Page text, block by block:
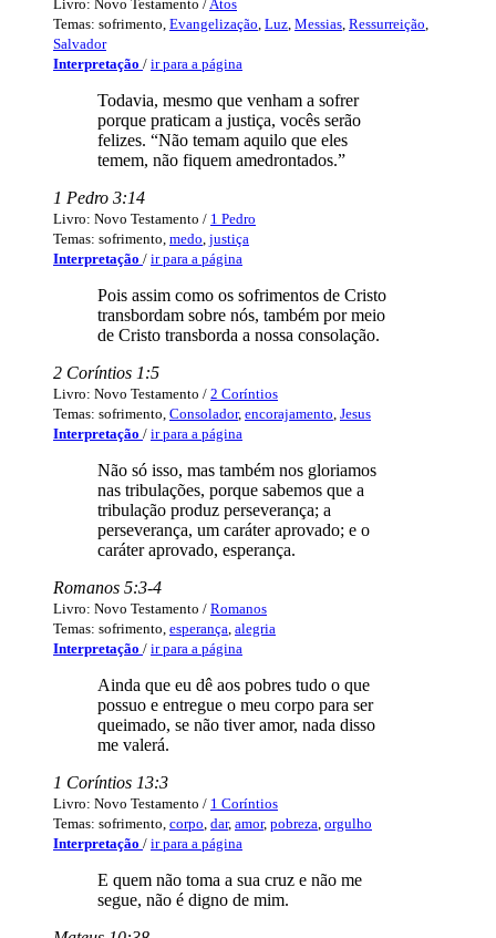
Livro: Novo Testamento / Atos
Temas: sofrimento, Evangelização Luz Messias Ressurreição
Salvador
Interpretação / ir para a página
Todavia, mesmo que venham a sofrer
porque praticam a justiça, vocês serão
felizes. “Não temam aquilo que eles
temem, não fiquem amedrontados.”
1 Pedro 3:14
Livro: Novo Testamento / 1 Pedro
Temas: sofrimento, medo justiça
Interpretação / ir para a página
Pois assim como os sofrimentos de Cristo
transbordam sobre nós, também por meio
de Cristo transborda a nossa consolação.
2 Coríntios 1:5
Livro: Novo Testamento / 2 Coríntios
Temas: sofrimento, Consolador, encorajamento Jesus
Interpretação / ir para a página
Não só isso, mas também nos gloriamos
nas tribulações, porque sabemos que a
tribulação produz perseverança; a
perseverança, um caráter aprovado; e o
caráter aprovado, esperança.
Romanos 5:3-4
Livro: Novo Testamento / Romanos
Temas: sofrimento, esperança alegria
Interpretação / ir para a página
Ainda que eu dê aos pobres tudo o que
possuo e entregue o meu corpo para ser
queimado, se não tiver amor, nada disso
me valerá.
1 Coríntios 13:3
Livro: Novo Testamento / 1 Coríntios
Temas: sofrimento, corpo dar, amor, pobreza orgulho
Interpretação / ir para a página
E quem não toma a sua cruz e não me
segue, não é digno de mim.